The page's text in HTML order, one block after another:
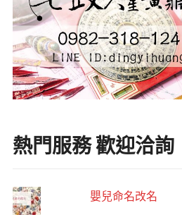
熱門服務 歡迎洽詢
嬰兒命名改名